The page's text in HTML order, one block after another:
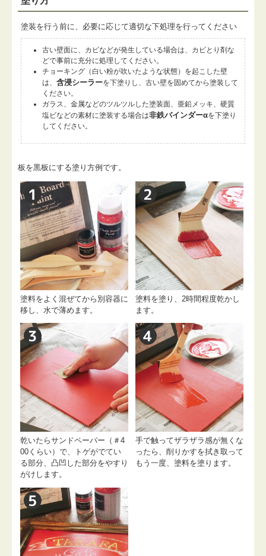
塗装を行う前に、必要に応じて適切な下処理を行ってください
古い壁面に、カビなどが発生している場合は、カビとり剤な
どで事前に充分に処理してください。
チョーキング（白い粉が吹いたような状態）を起こした壁
は、 含浸シーラーを下塗りし、古い壁を固めてから塗装して
ください。
ガラス、金属などのツルツルした塗装面、亜鉛メッキ、硬質
塩ビなどの素材に塗装する場合は非鉄バインダーαを下塗り
してください。
板を黒板にする塗り方例です。
塗料をよく混ぜてから別容器に
移し、水で薄めます。
塗料を塗り、2時間程度乾かし
ます。
乾いたらサンドペーパー（＃4
00くらい）で、トゲがでてい
る部分、凸凹した部分をやすり
がけします。
手で触ってザラザラ感が無くな
ったら、削りかすを拭き取って
もう一度、塗料を塗ります。